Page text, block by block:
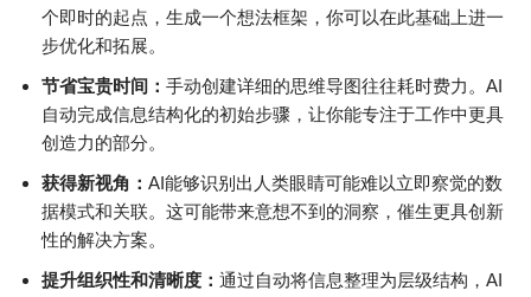
个即时的起点，生成一个想法框架，你可以在此基础上进一
步优化和拓展。
节省宝贵时间： 手动创建详细的思维导图往往耗时费力。AI
自动完成信息结构化的初始步骤，让你能专注于工作中更具
创造力的部分。
获得新视角： AI能够识别出人类眼睛可能难以立即察觉的数
据模式和关联。这可能带来意想不到的洞察，催生更具创新
性的解决方案。
提升组织性和清晰度： 通过自动将信息整理为层级结构，AI